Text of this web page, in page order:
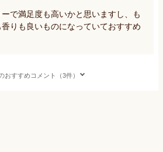
で満足度も高いかと思いますし、も
りも良いものになっていておすすめ
おすすめコメント（3件）